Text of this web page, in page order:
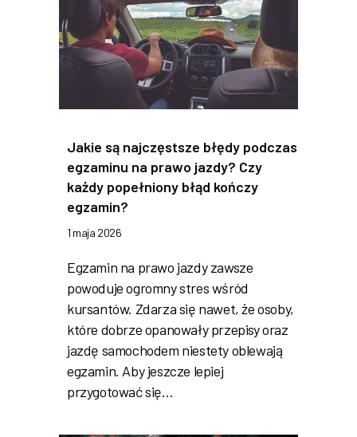
Jakie są najczęstsze błędy podczas
egzaminu na prawo jazdy? Czy
każdy popełniony błąd kończy
egzamin?
1 maja 2026
Egzamin na prawo jazdy zawsze
powoduje ogromny stres wśród
kursantów. Zdarza się nawet, że osoby,
które dobrze opanowały przepisy oraz
jazdę samochodem niestety oblewają
egzamin. Aby jeszcze lepiej
przygotować się…